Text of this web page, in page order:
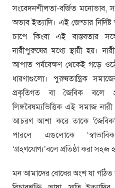
সংবেদনশীলতা-বর্জিত মনোভাব,
অভাব ইত্যাদি। এই জেন্ডার
চাপে কিংবা এই বাস্তবতার
নারীপুরুষের মধ্যে স্থায়ী হয়।
আপাত পর্যবেক্ষণ থেকেই গড়ে
ধারণাগুলো। পুরুষতান্ত্রিক
প্রকৃতিগত বা জৈবিক বলে
লিঙ্গবৈষম্যভিত্তিক এই সমাজ
আচরণ আশা করে তাকে
পারলে এগুলোকে
‘গ্রহণযোগ্য’বলে প্রতিষ্ঠা করা সহজ
মন আমাদের বোধের অংশ যা গঠিত